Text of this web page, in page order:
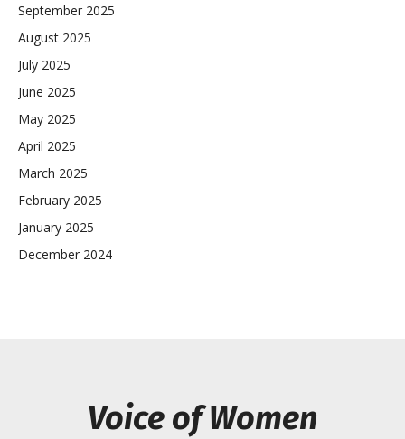
September 2025
August 2025
July 2025
June 2025
May 2025
April 2025
March 2025
February 2025
January 2025
December 2024
Voice of Women